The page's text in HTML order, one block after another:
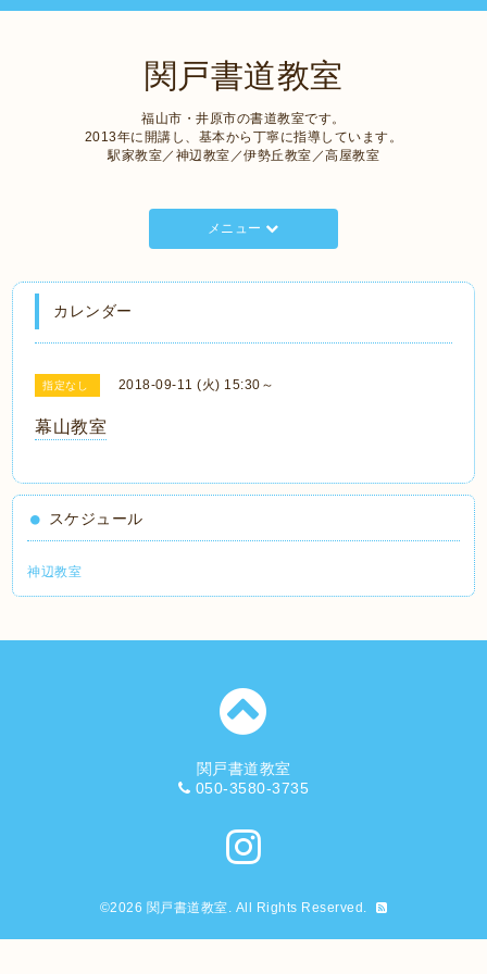
関戸書道教室
福山市・井原市の書道教室です。
2013年に開講し、基本から丁寧に指導しています。
駅家教室／神辺教室／伊勢丘教室／高屋教室
メニュー
カレンダー
指定なし 2018-09-11 (火) 15:30～
幕山教室
スケジュール
神辺教室
関戸書道教室
050-3580-3735
©2026 関戸書道教室. All Rights Reserved.